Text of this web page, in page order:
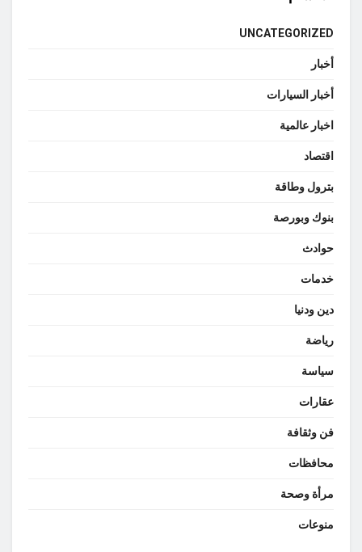
UNCATEGORIZED
أخبار
أخبار السيارات
اخبار عالمية
اقتصاد
بترول وطاقة
بنوك وبورصة
حوادث
خدمات
دين ودنيا
رياضة
سياسة
عقارات
فن وثقافة
محافظات
مرأة وصحة
منوعات